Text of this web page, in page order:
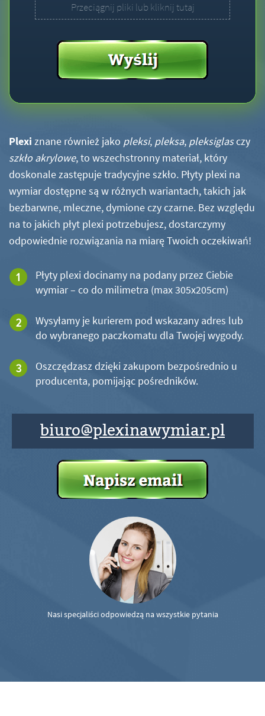
Przeciągnij pliki lub kliknij tutaj
Plexi znane również jako pleksi, pleksa, pleksiglasczy
szkło akrylowe, to wszechstronny materiał, który
doskonale zastępuje tradycyjne szkło. Płyty plexi na
wymiar dostępne są w różnych wariantach, takich jak
bezbarwne, mleczne, dymione czy czarne. Bez względu
na to jakich płyt plexi potrzebujesz, dostarczymy
odpowiednie rozwiązania na miarę Twoich oczekiwań!
Płyty plexi docinamy na podany przez Ciebie
wymiar – co do milimetra (max 305x205cm)
Wysyłamy je kurierem pod wskazany adres lub
do wybranego paczkomatu dla Twojej wygody.
Oszczędzasz dzięki zakupom bezpośrednio u
producenta, pomijając pośredników.
biuro@plexinawymiar.pl
Nasi specjaliści odpowiedzą na wszystkie pytania